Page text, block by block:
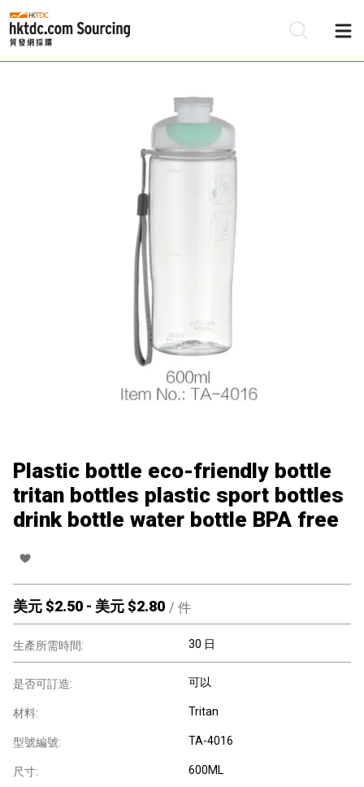
Plastic bottle eco-friendly bottle
tritan bottles plastic sport bottles
drink bottle water bottle BPA free
美元 $2.50 - 美元 $2.80 / 件
生產所需時間: 30 日
是否可訂造: 可以
材料: Tritan
型號編號: TA-4016
尺寸: 600ML